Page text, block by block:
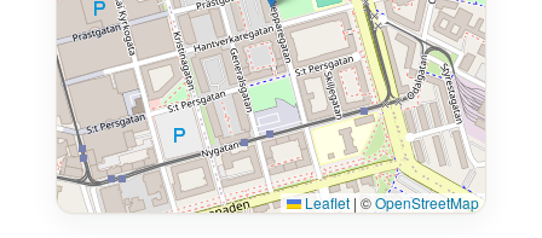
Leaflet | ©OpenStreetMap